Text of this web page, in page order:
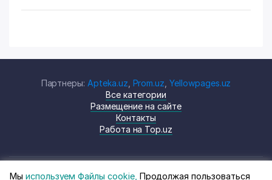
Партнеры: Apteka.uz Prom.uz ,Yellowpages.uz
Все категории
Размещение на сайте
Контакты
Работа на Top.uz
Мы используем Файлы cookie, Продолжая пользоваться